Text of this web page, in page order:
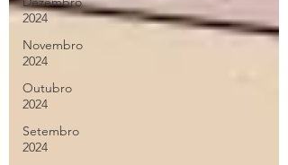
2024
Novembro
2024
Outubro
2024
Setembro
2024